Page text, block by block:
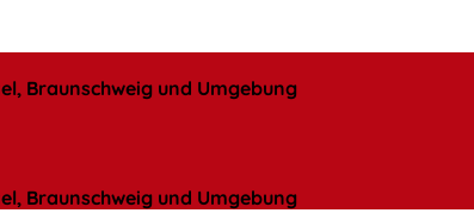
Braunschweig und Umgebung
Braunschweig und Umgebung